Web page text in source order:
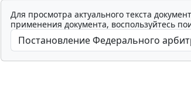
Для просмотра актуального текста
применения документа, воспользуйтесь